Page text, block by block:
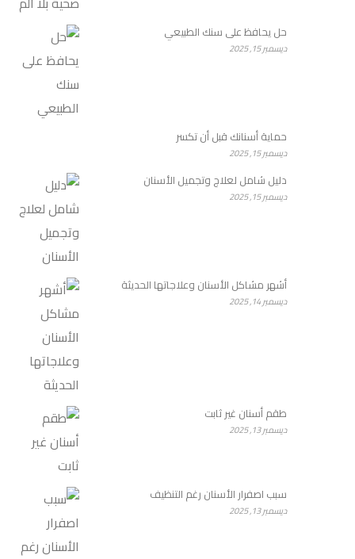
حل يحافظ على سنك الطبيعي
ديسمبر 15, 2025
حماية أسنانك قبل أن تكسر
ديسمبر 15, 2025
دليل شامل لعلاج وتجميل الأسنان
ديسمبر 15, 2025
أشهر مشاكل الأسنان وعلاجاتها الحديثة
ديسمبر 14, 2025
طقم أسنان غير ثابت
ديسمبر 13, 2025
سبب اصفرار الأسنان رغم التنظيف
ديسمبر 13, 2025